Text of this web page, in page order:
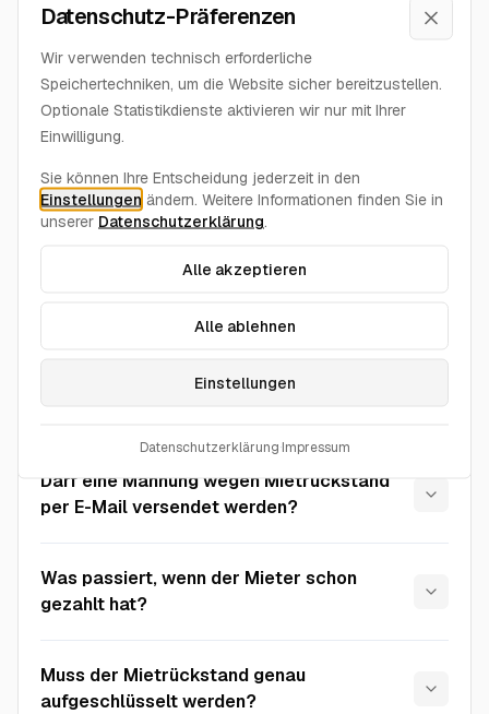
muss drinstehen?
Muss der Vermieter vor einer Kündigung
immer mahnen?
Wann droht eine fristlose Kündigung wegen
Mietrückstand?
Sollte eine Mahnung eine
Kündigungsandrohung enthalten?
Welche Zahlungsfrist ist bei Mietrückstand
angemessen?
Darf eine Mahnung wegen Mietrückstand
per E-Mail versendet werden?
Was passiert, wenn der Mieter schon
gezahlt hat?
Muss der Mietrückstand genau
aufgeschlüsselt werden?
Datenschutz-Präferenzen
Wir verwenden technisch erforderliche
Speichertechniken, um die Website sicher bereitzustellen.
Optionale Statistikdienste aktivieren wir nur mit Ihrer
Einwilligung.
Sie können Ihre Entscheidung jederzeit in den
Einstellungen ändern. Weitere Informationen finden Sie in
unserer Datenschutzerklärung.
Alle akzeptieren
Alle ablehnen
Einstellungen
Datenschutzerklärung·Impressum